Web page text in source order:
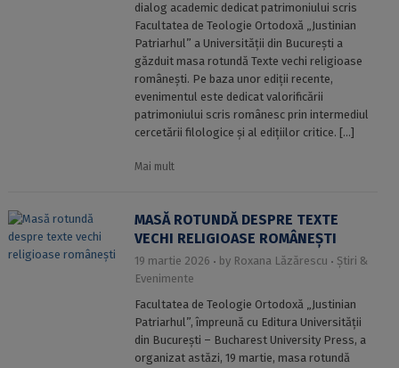
dialog academic dedicat patrimoniului scris
Facultatea de Teologie Ortodoxă „Justinian
Patriarhul” a Universității din București a
găzduit masa rotundă Texte vechi religioase
românești. Pe baza unor ediții recente,
evenimentul este dedicat valorificării
patrimoniului scris românesc prin intermediul
cercetării filologice și al edițiilor critice. […]
Mai mult
MASĂ ROTUNDĂ DESPRE TEXTE
VECHI RELIGIOASE ROMÂNEȘTI
19 martie 2026 by Roxana Lăzărescu
Știri &
Evenimente
Facultatea de Teologie Ortodoxă „Justinian
Patriarhul”, împreună cu Editura Universității
din București – Bucharest University Press, a
organizat astăzi, 19 martie, masa rotundă